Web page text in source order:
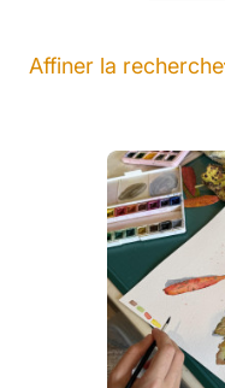
Affiner la recherche